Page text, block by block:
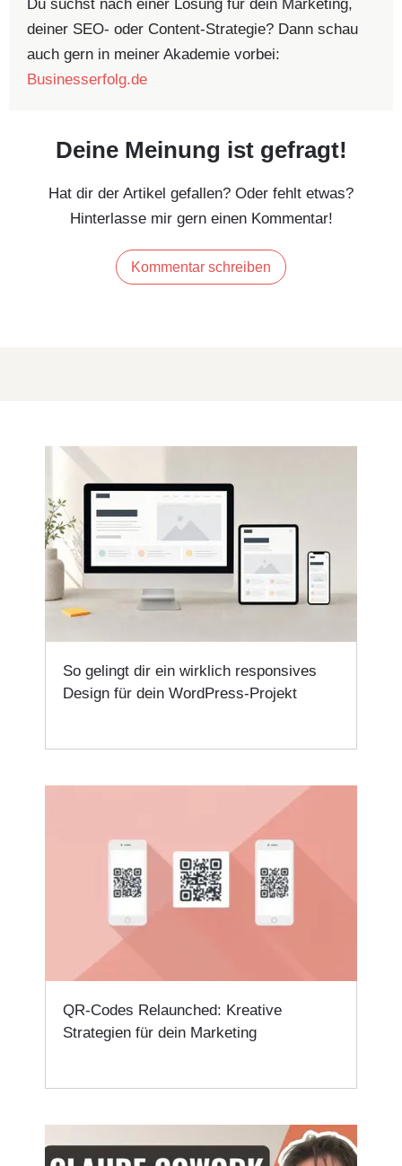
Du suchst nach einer Lösung für dein Marketing,
deiner SEO- oder Content-Strategie? Dann schau
auch gern in meiner Akademie vorbei:
Businesserfolg.de
Deine Meinung ist gefragt!
Hat dir der Artikel gefallen? Oder fehlt etwas?
Hinterlasse mir gern einen Kommentar!
Kommentar schreiben
So gelingt dir ein wirklich responsives
Design für dein WordPress-Projekt
QR-Codes Relaunched: Kreative
Strategien für dein Marketing